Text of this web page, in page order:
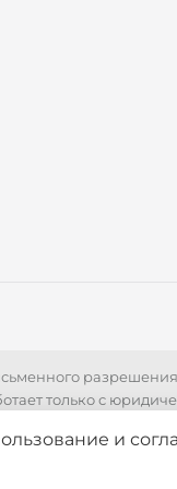
только с
носит
уточненияи